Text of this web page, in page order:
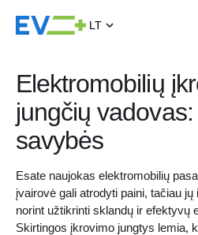
turinį
LT
Elektromobilių
jungčių
savybės
Esate naujokas elektromobilių
įvairovė gali atrodyti paini, tačiau
norint užtikrinti sklandų ir efektyvų
Skirtingos įkrovimo jungtys lemia,